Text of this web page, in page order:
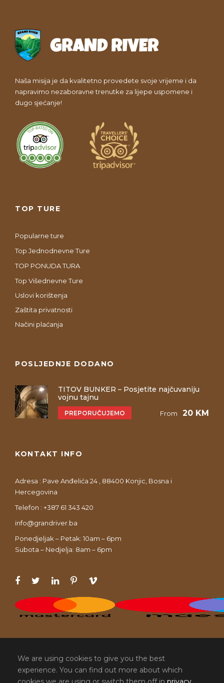
Naša misija je da kvalitetno provedete svoje vrijeme i da
napravimo nezaboravne trenutke za lijepe uspomene i
dugo sjećanje!
TOP TURE
Popularne ture
Top Jednodnevne Ture
TOP PONUDA TURA
Top Višednevne Ture
Uslovi korištenja
Zaštita privatnosti
Načini plaćanja
POSLJEDNJE DODANO
TITOV BUNKER – Posjetite najčuvaniju
vojnu tajnu
PREPORUČUJEMO From 20 KM
KONTAKT INFO
Adresa : Pave Anđelića 24 , 88400 Konjic, Bosna i
Hercegovina
Telefon : +387 61 343 420
info@grandriver.ba
Ponedjeljak – Petak: 10am – 6pm
Subota – Nedjelja: 8am – 6pm
We are using cookies to give you the best
experience. You can find out more about which